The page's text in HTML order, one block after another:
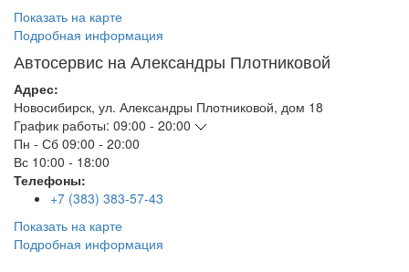
Показать на карте
Подробная информация
Автосервис на Александры Плотниковой
Адрес:
Новосибирск, ул. Александры Плотниковой, дом 18
График работы: 09:00 - 20:00
Пн - Сб 09:00 - 20:00
Вс 10:00 - 18:00
Телефоны:
+7 (383) 383-57-43
Показать на карте
Подробная информация